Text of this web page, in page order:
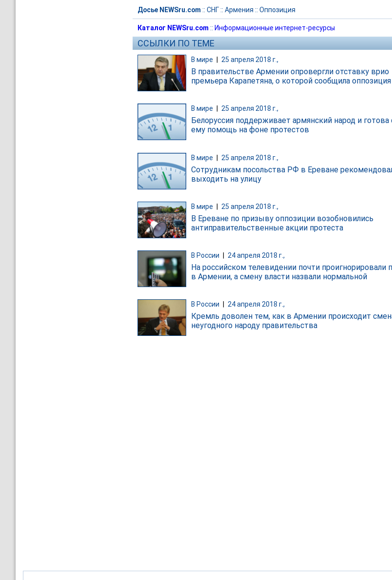
Досье NEWSru.com :: СНГ:: Армения :: Оппозиция
Каталог NEWSru.com :: Информационные интернет-ресурсы
ССЫЛКИ ПО ТЕМЕ
В мире 25 апреля 2018 г.,
В правительстве Армении опровергли отставку врио
премьера Карапетяна, о которой сообщила оппозиция
В мире 25 апреля 2018 г.,
Белоруссия поддерживает армянский народ и готова
ему помощь на фоне протестов
В мире | 25 апреля 2018 г.,
Сотрудникам посольства РФ в Ереване
выходить на улицу
В мире 25 апреля 2018 г.,
В Ереване по призыву оппозиции возобновились
антиправительственные акции протеста
В России 24 апреля 2018 г.,
На российском телевидении почти проигнорировали
в Армении, а смену власти назвали нормальной
В России 24 апреля 2018 г.,
Кремль доволен тем, как в Армении происходит
неугодного народу правительства